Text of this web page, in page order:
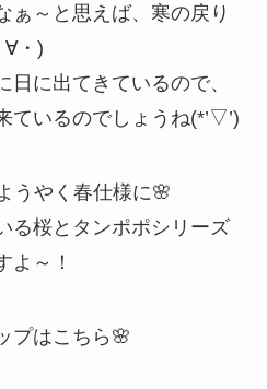
ぁ～と思えば、寒の戻り
∀・)
に出てきているので、
ているのでしょうね(*’▽’)
うやく春仕様に🌸
る桜とタンポポシリーズ
よ～！
プはこちら🌸